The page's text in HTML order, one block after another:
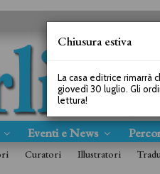
Eventi e News
Curatori Illustratori
Chiusura estiva
La casa editrice rimarrà
giovedì 30 luglio. Gli
lettura!